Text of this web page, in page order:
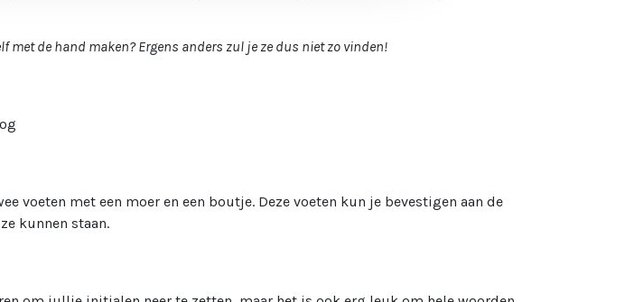
met de hand maken? Ergens anders zul je ze dus niet zo vinden!
voeten met een moer en een boutje. Deze voeten kun je bevestigen aan de
kunnen staan.